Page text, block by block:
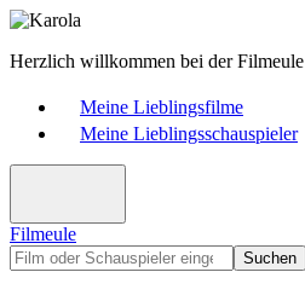
Herzlich willkommen bei der Filmeule
Meine Lieblingsfilme
Meine Lieblingsschauspieler
Filmeule
Suchen